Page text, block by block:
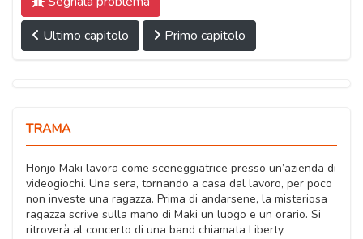
Ultimo capitolo
Primo capitolo
TRAMA
Honjo Maki lavora come sceneggiatrice presso un’azienda di
videogiochi. Una sera, tornando a casa dal lavoro, per poco
non investe una ragazza. Prima di andarsene, la misteriosa
ragazza scrive sulla mano di Maki un luogo e un orario. Si
ritroverà al concerto di una band chiamata Liberty.